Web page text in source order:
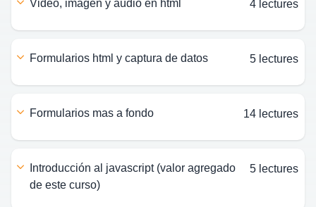
video, imagen y audio en html 4 lectures
formularios html y captura de datos 5 lectures
formularios mas a fondo 14 lectures
de este curso)
5 lectures